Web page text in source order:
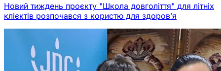
Новий тиждень проєкту "Школа довголіття" для літніх
клієктів розпочався з користю для здоров’я